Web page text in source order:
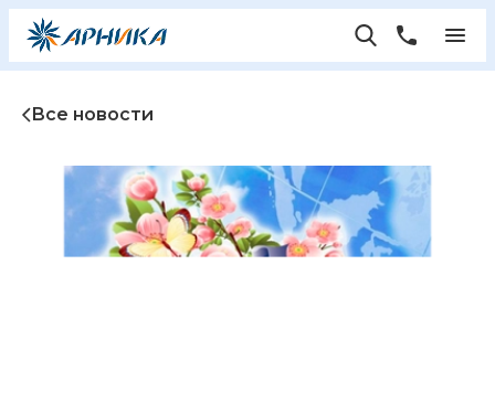
Все новости